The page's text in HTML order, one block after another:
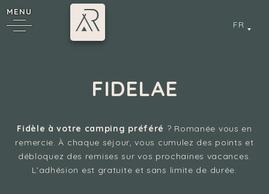
MENU
FR
FIDELAE
Fidèle à votre camping préféré ? Romanée vous en
remercie. À chaque séjour, vous cumulez des points et
débloquez des remises sur vos prochaines vacances.
L’adhésion est gratuite et sans limite de durée.